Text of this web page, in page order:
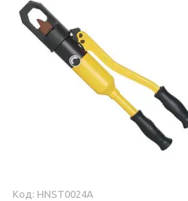
HNST0024A